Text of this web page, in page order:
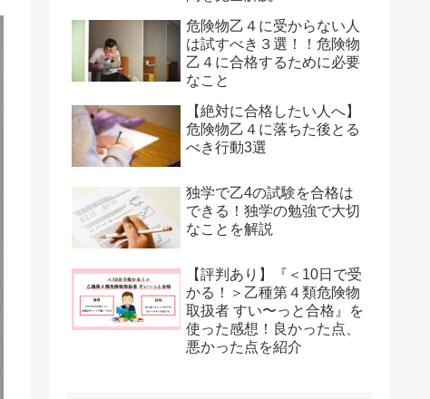
危険物乙４に受からない人
は試すべき３選！！危険物
乙４に合格するために必要
なこと
【絶対に合格したい人へ】
危険物乙４に落ちた後とる
べき行動3選
独学で乙4の試験を合格は
できる！独学の勉強で大切
なことを解説
【評判あり】『＜10日で受
かる！＞乙種第４類危険物
取扱者 すい〜っと合格』を
使った感想！良かった点、
悪かった点を紹介